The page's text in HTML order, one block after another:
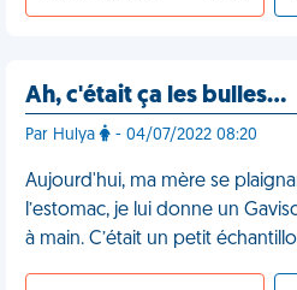
Ah, c'était ça les bulles…
Par Hulya - 04/07/2022 08:20
Aujourd'hui, ma mère se
l’estomac, je lui donne un
à main. C’était un petit